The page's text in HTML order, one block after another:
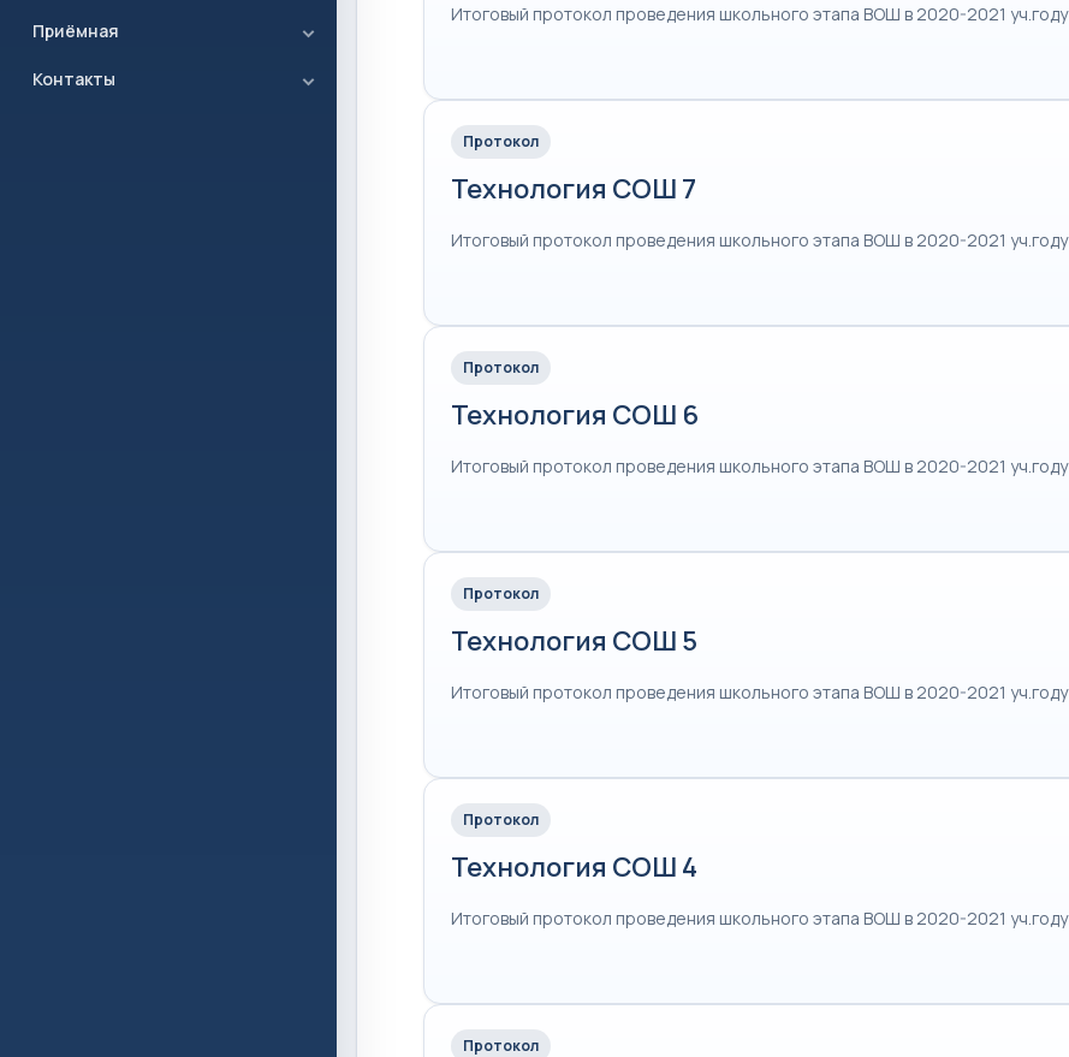
Приёмная
Контакты
Итоговый протокол проведения школьного этапа ВОШ в 2020-2021 уч.году
Протокол
Технология СОШ 7
Итоговый протокол проведения школьного этапа ВОШ в 2020-2021 уч.году
Протокол
Технология СОШ 6
Итоговый протокол проведения школьного этапа ВОШ в 2020-2021 уч.году
Протокол
Технология СОШ 5
Итоговый протокол проведения школьного этапа ВОШ в 2020-2021 уч.году
Протокол
Технология СОШ 4
Итоговый протокол проведения школьного этапа ВОШ в 2020-2021 уч.году
Протокол